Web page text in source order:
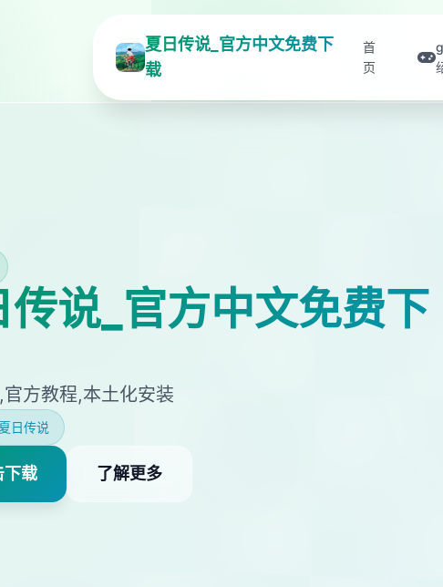
夏日传说_官方中文免费下
载
首
页
传说_官方中文免费下
方教程,本土化安装
夏日传说
下载 了解更多